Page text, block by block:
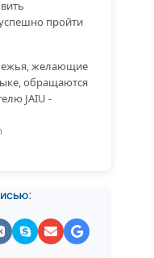
пройти
желающие
обращаются
JAIU -